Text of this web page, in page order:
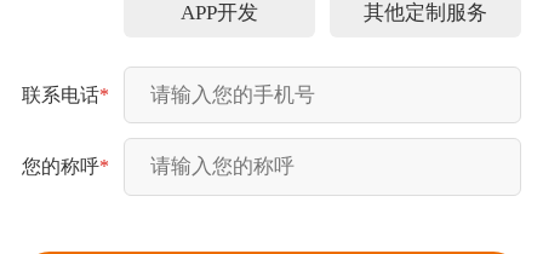
APP开发 其他定制服务
联系电话*
您的称呼*